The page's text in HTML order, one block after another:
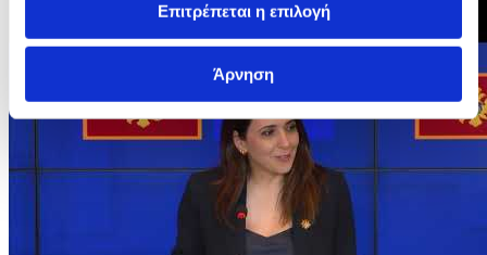
Επιτρέπεται η επιλογή
Άρνηση